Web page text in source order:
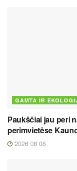
GAMTA IR
Paukščiai jau peri
perimvietėse
2026 08 08